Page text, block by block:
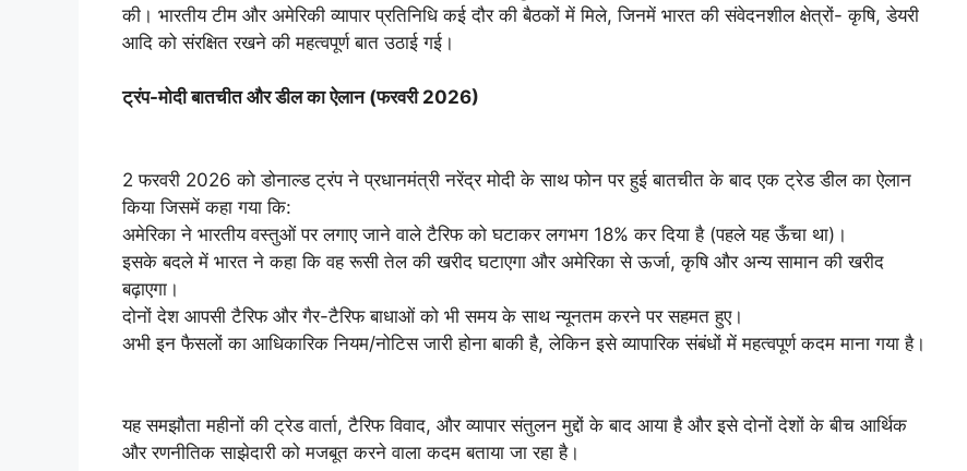
की। भारतीय टीम और अमेरिकी व्यापार प्रतिनिधि कई दौर की बैठकों में मिले, जिनमें भारत की संवेदनशील क्षेत्रों- कृषि, डेयरी
आदि को संरक्षित रखने की महत्वपूर्ण बात उठाई गई।
ट्रंप-मोदी बातचीत और डील का ऐलान (फरवरी 2026)
2 फरवरी 2026 को डोनाल्ड ट्रंप ने प्रधानमंत्री नरेंद्र मोदी के साथ फोन पर हुई बातचीत के बाद एक ट्रेड डील का ऐलान
किया जिसमें कहा गया कि:
अमेरिका ने भारतीय वस्तुओं पर लगाए जाने वाले टैरिफ को घटाकर लगभग 18% कर दिया है (पहले यह ऊँचा था)।
इसके बदले में भारत ने कहा कि वह रूसी तेल की खरीद घटाएगा और अमेरिका से ऊर्जा, कृषि और अन्य सामान की खरीद
बढ़ाएगा।
दोनों देश आपसी टैरिफ और गैर-टैरिफ बाधाओं को भी समय के साथ न्यूनतम करने पर सहमत हुए।
अभी इन फैसलों का आधिकारिक नियम/नोटिस जारी होना बाकी है, लेकिन इसे व्यापारिक संबंधों में महत्वपूर्ण कदम माना गया है।
यह समझौता महीनों की ट्रेड वार्ता, टैरिफ विवाद, और व्यापार संतुलन मुद्दों के बाद आया है और इसे दोनों देशों के बीच आर्थिक
और रणनीतिक साझेदारी को मजबूत करने वाला कदम बताया जा रहा है।